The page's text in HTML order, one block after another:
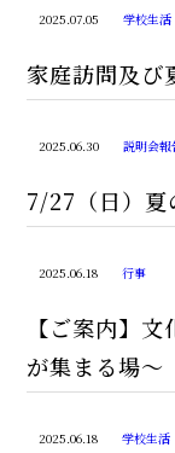
2025.07.05 学校生活
家庭訪問及び
2025.06.30 説明会報
7/27（日）夏
2025.06.18 行事
【ご案内】文化祭2025 暁
が集まる場〜
2025.06.18 学校生活